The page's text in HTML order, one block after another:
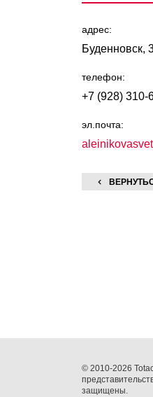
адрес:
Буденновск,
телефон:
+7 (928) 310-
эл.почта:
© 2010-2026
защищены.